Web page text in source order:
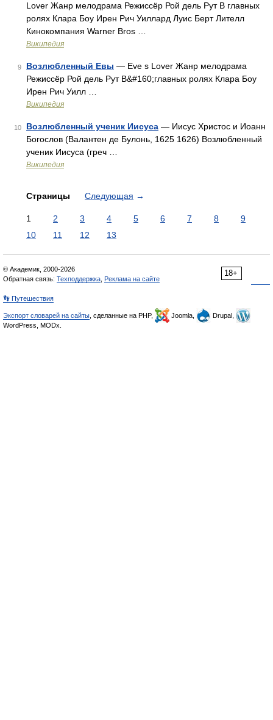
Lover Жанр мелодрама Режиссёр Рой дель Рут В главных
ролях Клара Боу Ирен Рич Уиллард Луис Берт Лителл
Кинокомпания Warner Bros …
Википедия
9 Возлюбленный Евы — Eve s Lover Жанр мелодрама
Режиссёр Рой дель Рут В&#160;главных ролях Клара Боу
Ирен Рич Уилл …
Википедия
10 Возлюбленный ученик Иисуса — Иисус Христос и Иоанн
Богослов (Валантен де Булонь, 1625 1626) Возлюбленный
ученик Иисуса (греч …
Википедия
Страницы Следующая →
1 2 3 4 5 6 7 8
9
10
11 12 13
18+
© Академик, 2000-2026
Обратная связь: Техподдержка Реклама на сайте
👣 Путешествия
Экспорт словарей на сайты , сделанные на PHP, Joomla,
Drupal,
WordPress, MODx.